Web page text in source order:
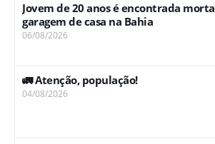
Jovem de 20 anos é encontrada
garagem de casa na Bahia
06/08/2026
🚛 Atenção, população!
04/08/2026